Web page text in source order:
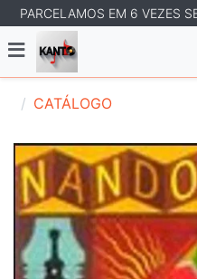
PARCELAMOS EM 6 VEZES
CATÁLOGO